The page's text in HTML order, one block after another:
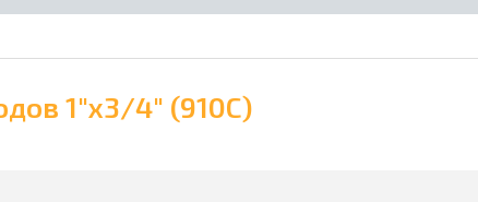
1"х3/4" (910C)